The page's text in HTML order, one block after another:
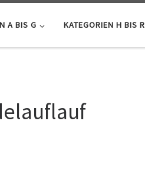
A BIS G KATEGORIEN H BIS R